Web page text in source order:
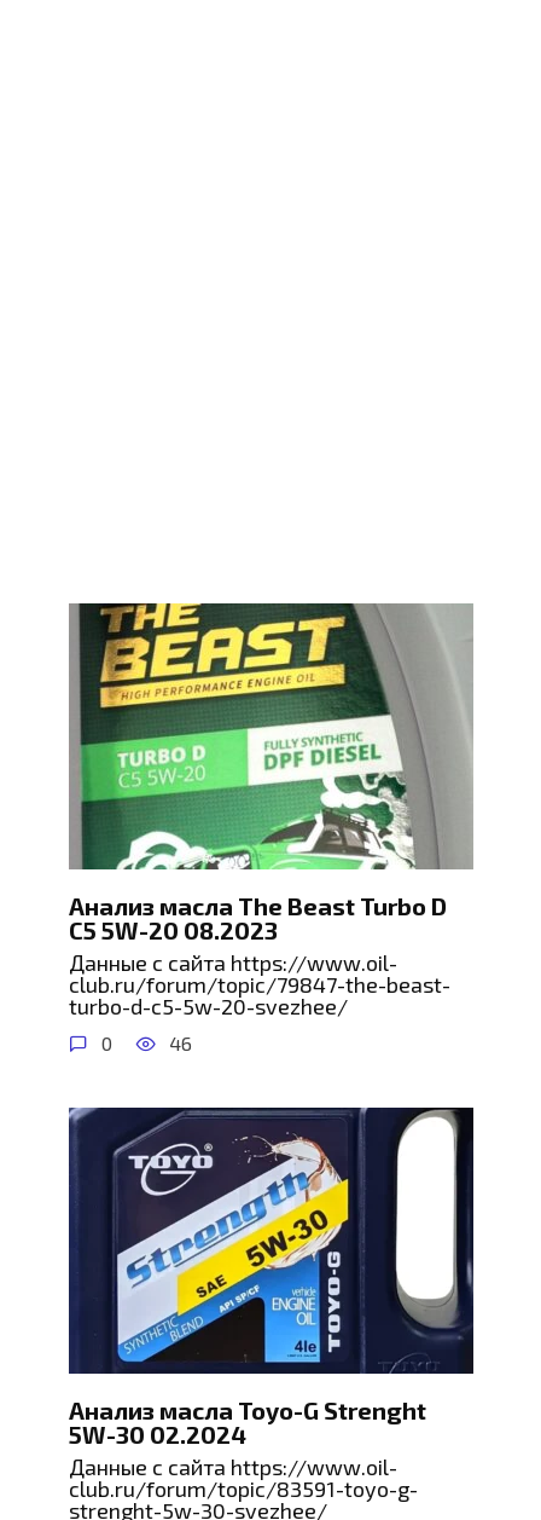
Анализ масла The Beast Turbo D
C5 5W-20 08.2023
Данные с сайта https://www.oil-
club.ru/forum/topic/79847-the-beast-
turbo-d-c5-5w-20-svezhee/
0 46
Анализ масла Toyo-G Strenght
5W-30 02.2024
Данные с сайта https://www.oil-
club.ru/forum/topic/83591-toyo-g-
strenght-5w-30-svezhee/